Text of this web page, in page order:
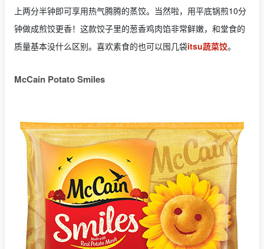
上两分半钟即可享用热气腾腾的蒸饺。当然啦，用平底锅煎10分
钟做成煎饺更香！这款饺子里的葱香鸡肉馅非常鲜嫩，和堂食的
质量基本没什么区别。喜欢素食的也可以囤几袋itsu蔬菜饺。
McCain Potato Smiles